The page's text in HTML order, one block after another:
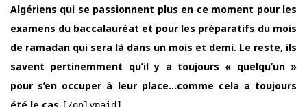
Algériens qui se passionnent plus en ce moment pour les
examens du baccalauréat et pour les préparatifs du mois
de ramadan qui sera là dans un mois et demi. Le reste, ils
savent pertinemment qu’il y a toujours « quelqu’un »
pour s’en occuper à leur place…comme cela a toujours